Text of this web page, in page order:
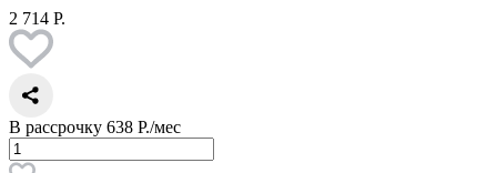
2 714 Р.
В рассрочку 638 Р./мес